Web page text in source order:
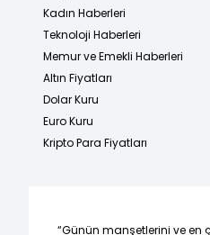
Kadın Haberleri
Teknoloji Haberleri
Memur ve Emekli Haberleri
Altın Fiyatları
Dolar Kuru
Euro Kuru
Kripto Para Fiyatları
“Günün manşetlerini ve en